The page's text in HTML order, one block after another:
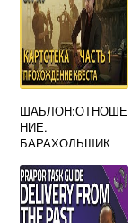
ШАБЛОН:ОТНОШЕ
НИЕ.
БАРАХОЛЬЩИК
TARKOV